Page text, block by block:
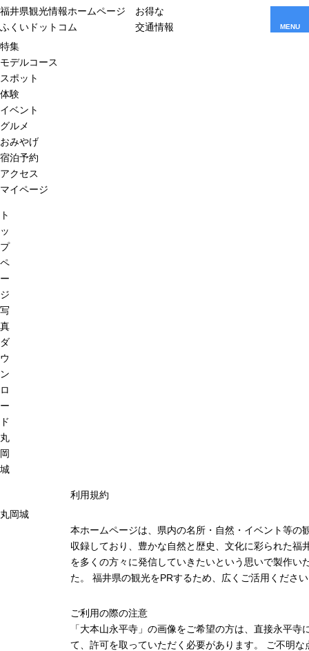
福井県観光情報ホームページ
ふくいドットコム
お得な
交通情報
MENU
特集
モデルコース
スポット
体験
イベント
グルメ
おみやげ
宿泊予約
アクセス
マイページ
ト
ッ
プ
ペ
ー
ジ
写
真
ダ
ウ
ン
ロ
ー
ド
丸
岡
城
丸岡城
利用規約
本ホームページは、県内の名所・自然・イベント等の
収録しており、豊かな自然と歴史、文化に彩られた福
を多くの方々に発信していきたいという思いで製作い
た。 福井県の観光をPRするため、広くご活用くださ
ご利用の際の注意
「大本山永平寺」の画像をご希望の方は、直接永平寺
て、許可を取っていただく必要があります。 ご不明な